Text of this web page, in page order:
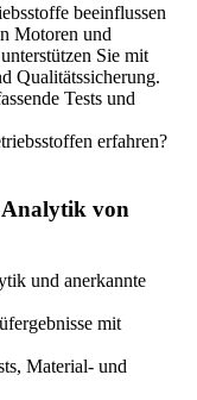
beeinflussen
Motoren und
Sie mit
Qualitätssicherung.
Tests und
erfahren?
Analytik von
und anerkannte
mit
Material- und